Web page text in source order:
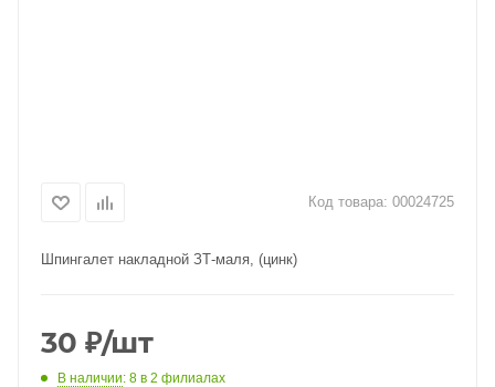
Код товара: 00024725
Шпингалет накладной ЗТ-маля, (цинк)
30 ₽/шт
В наличии: 8 в 2 филиалах